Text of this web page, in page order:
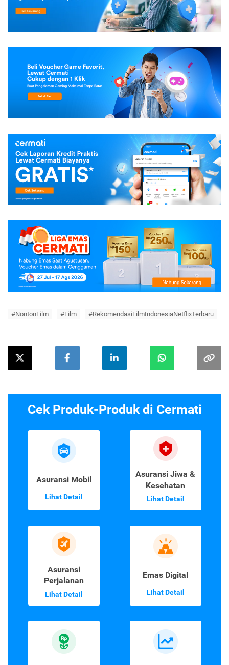
#NontonFilm #Film #RekomendasiFilmIndonesiaNetflixTerbaru
Cek Produk-Produk di Cermati
Asuransi Mobil
Lihat Detail
Asuransi Jiwa &
Kesehatan
Lihat Detail
Asuransi
Perjalanan
Lihat Detail
Emas Digital
Lihat Detail